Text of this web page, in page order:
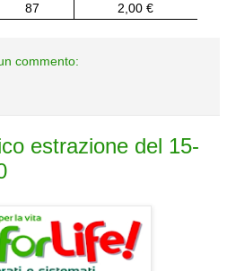
87 2,00 €
commento:
estrazione del 15-